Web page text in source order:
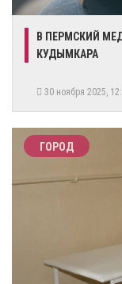
​В ПЕРМСКИЙ
КУДЫМКАРА
30 ноября 2025,
ГОРОД